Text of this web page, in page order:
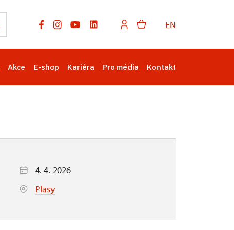
EN
Akce E-shop Kariéra Pro média Kontakt
4. 4. 2026
Plasy